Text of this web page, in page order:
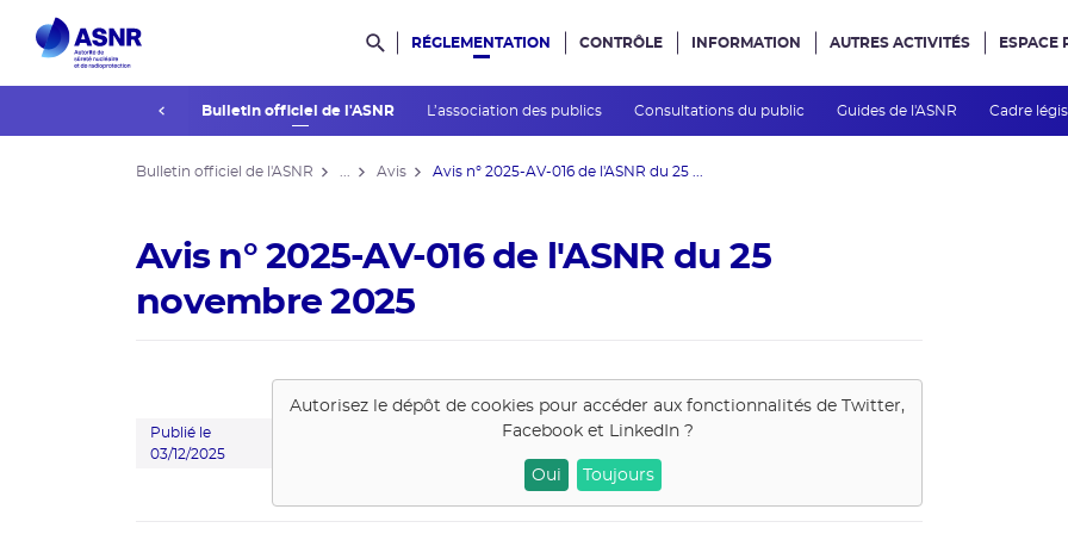
Rechercher dans le site
RÉGLEMENTATION
La réglementation Bulletin officiel de l'ASNR L’association des publics Consultations du public Guides de l'ASNR Cadre
CONTRÔLE INFORMATION AUTRES ACTIVITÉS ESPACE
Bulletin officiel de l'ASNR Avis Avis n° 2025-AV-016 de l'ASNR du 25 ...
Avis n° 2025-AV-016 de l'ASNR du 25
novembre 2025
Publié le
03/12/2025
Autorisez le dépôt de cookies pour accéder aux fonctionnalités de
Twitter,
Facebook et LinkedIn?
Oui Toujours